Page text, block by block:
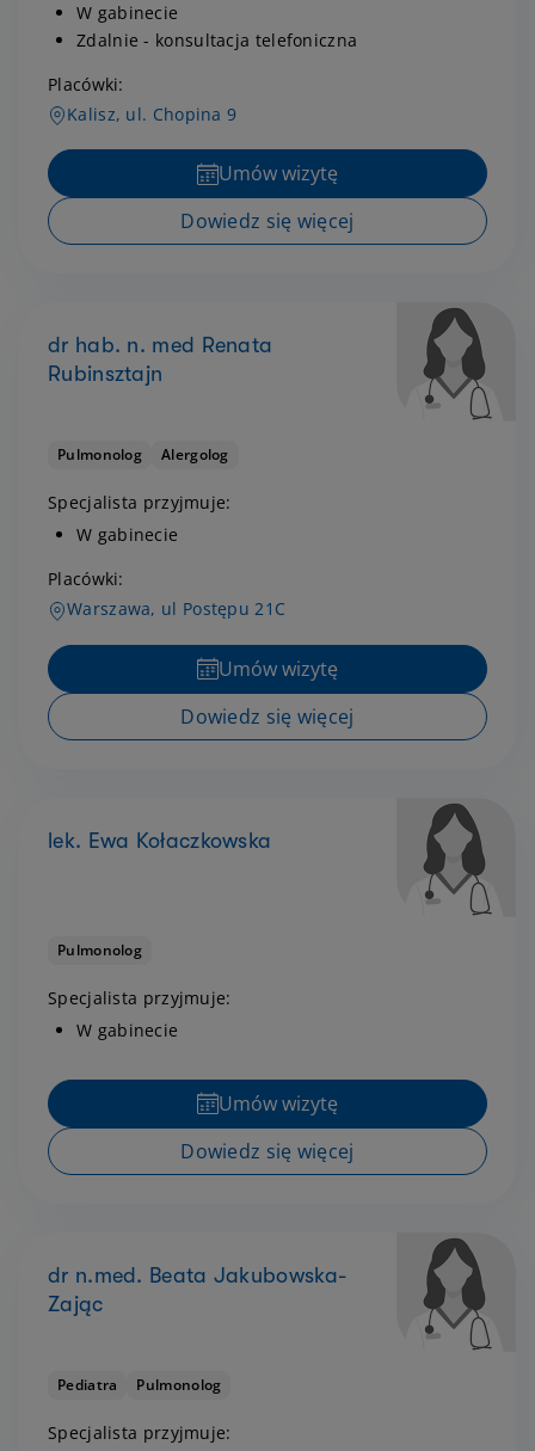
W gabinecie
Zdalnie - konsultacja telefoniczna
Placówki:
Kalisz, ul. Chopina 9
Umów wizytę
Dowiedz się więcej
dr hab. n. med Renata
Rubinsztajn
Pulmonolog Alergolog
Specjalista przyjmuje:
W gabinecie
Placówki:
Warszawa, ul Postępu 21C
Umów wizytę
Dowiedz się więcej
lek. Ewa Kołaczkowska
Pulmonolog
Specjalista przyjmuje:
W gabinecie
Umów wizytę
Dowiedz się więcej
dr n.med. Beata Jakubowska-
Zając
Pediatra Pulmonolog
Specjalista przyjmuje: